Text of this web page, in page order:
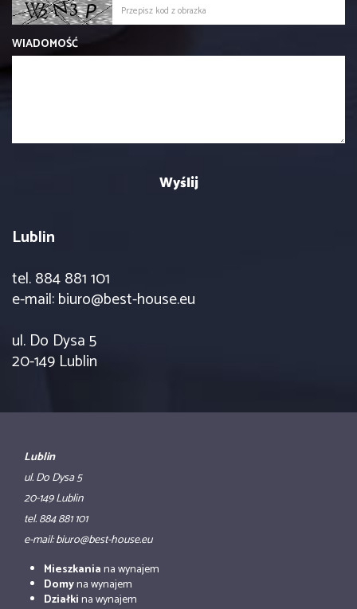
WIADOMOŚĆ
Lublin
tel. 884 881 101
e-mail: biuro@best-house.eu
ul. Do Dysa 5
20-149 Lublin
Lublin
ul. Do Dysa 5
20-149 Lublin
tel. 884 881 101
e-mail: biuro@best-house.eu
Mieszkaniana wynajem
Domyna wynajem
Działkina wynajem